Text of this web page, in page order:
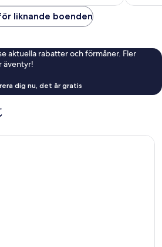
liknande boenden
aktuella rabatter och förmåner. Fler
äventyr!
dig nu, det är gratis